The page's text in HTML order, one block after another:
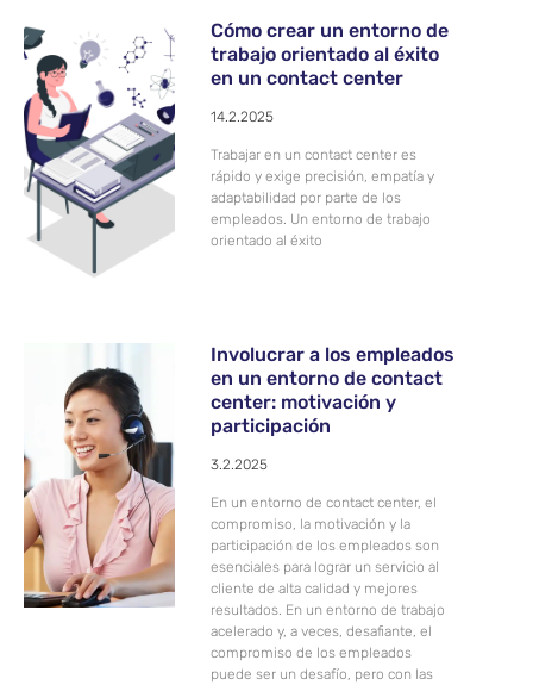
Cómo crear un entorno de
trabajo orientado al éxito
en un contact center
14.2.2025
Trabajar en un contact center es
rápido y exige precisión, empatía y
adaptabilidad por parte de los
empleados. Un entorno de trabajo
orientado al éxito
Involucrar a los empleados
en un entorno de contact
center: motivación y
participación
3.2.2025
En un entorno de contact center, el
compromiso, la motivación y la
participación de los empleados son
esenciales para lograr un servicio al
cliente de alta calidad y mejores
resultados. En un entorno de trabajo
acelerado y, a veces, desafiante, el
compromiso de los empleados
puede ser un desafío, pero con las